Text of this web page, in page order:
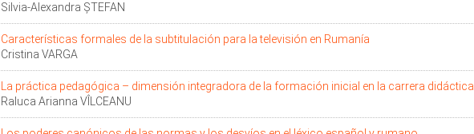
Silvia-Alexandra ŞTEFAN
Características formales de la subtitulación para la televisión en Rumanía
Cristina VARGA
La práctica pedagógica – dimensión integradora de la formación inicial en la carrera didáctica
Raluca Arianna VÎLCEANU